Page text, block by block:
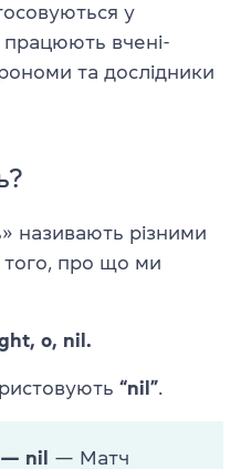
у
вчені-
та дослідники
називають різними
того, про що ми
o, nil.
“nil”
nil
— Матч